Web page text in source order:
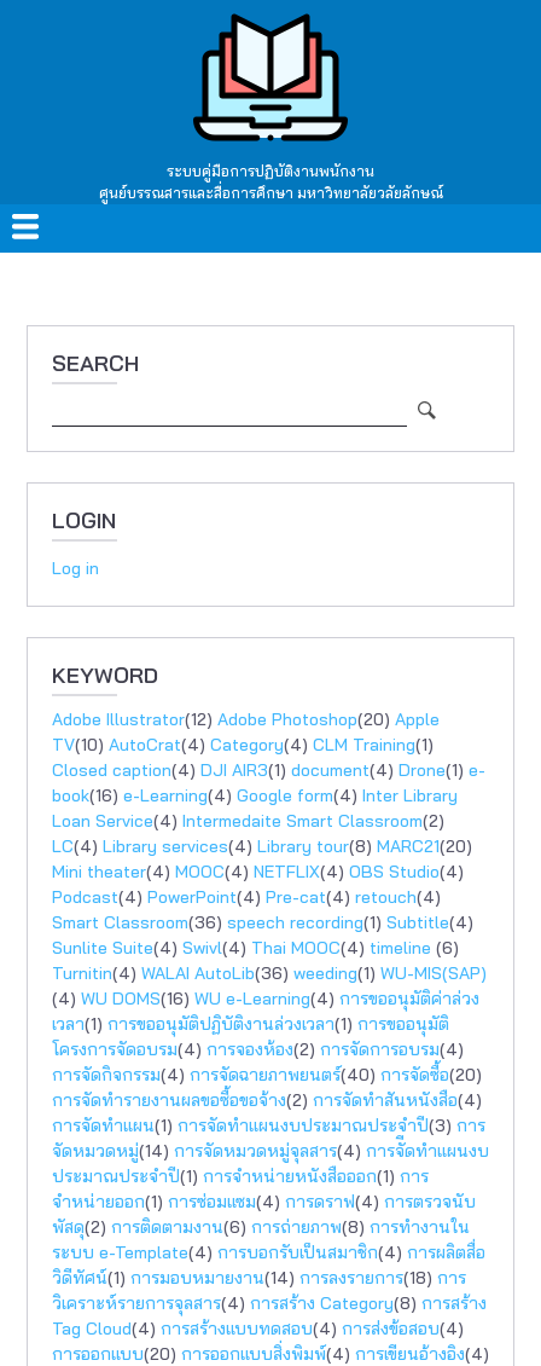
ระบบคู่มือการปฏิบัติงานพนักงาน
ศูนย์บรรณสารและสื่อการศึกษา มหาวิทยาลัยวลัยลักษณ์
Main
SEARCH
LOGIN
Log in
KEYWORD
Adobe Illustrator(12) Adobe Photoshop(20) Apple
TV(10) AutoCrat(4) Category(4) CLM Training(1)
Closed caption(4) DJI AIR3(1) document(4) Drone(1) e-
book(16) e-Learning(4) Google form(4) Inter Library
Loan Service(4) Intermedaite Smart Classroom(2)
LC(4) Library services(4) Library tour(8) MARC21(20)
Mini theater(4) MOOC(4) NETFLIX(4) OBS Studio(4)
Podcast(4) PowerPoint(4) Pre-cat(4) retouch(4)
Smart Classroom(36) speech recording(1) Subtitle(4)
Sunlite Suite(4) Swivl(4) Thai MOOC(4) timeline (6)
Turnitin(4) WALAI AutoLib(36) weeding(1) WU-MIS(SAP)
(4) WU DOMS(16) WU e-Learning(4) การขออนุมัติค่าล่วง
เวลา(1) การขออนุมัติปฏิบัติงานล่วงเวลา(1) การขออนุมัติ
โครงการจัดอบรม(4) การจองห้อง(2) การจัดการอบรม(4)
การจัดกิจกรรม(4) การจัดฉายภาพยนตร์(40) การจัดซื้อ(20)
การจัดทำรายงานผลขอซื้อขอจ้าง(2) การจัดทำสันหนังสือ(4)
การจัดทำแผน(1) การจัดทำแผนงบประมาณประจำปี(3) การ
จัดหมวดหมู่(14) การจัดหมวดหมู่จุลสาร(4) การจัีดทำแผนงบ
ประมาณประจำปี(1) การจำหน่ายหนังสือออก(1) การ
จำหน่ายออก(1) การซ่อมแซม(4) การดราฟ(4) การตรวจนับ
พัสดุ(2) การติดตามงาน(6) การถ่ายภาพ(8) การทำงานใน
ระบบ e-Template(4) การบอกรับเป็นสมาชิก(4) การผลิตสื่อ
วิดีทัศน์(1) การมอบหมายงาน(14) การลงรายการ(18) การ
วิเคราะห์รายการจุลสาร(4) การสร้าง Category(8) การสร้าง
Tag Cloud(4) การสร้างแบบทดสอบ(4) การส่งข้อสอบ(4)
การออกแบบ(20) การออกแบบสิ่งพิมพ์(4) การเขียนอ้างอิง(4)